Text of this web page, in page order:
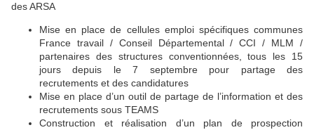
des ARSA
Mise en place de cellules emploi spécifiques communes
France travail / Conseil Départemental / CCI / MLM /
partenaires des structures conventionnées, tous les 15
jours depuis le 7 septembre pour partage des
recrutements et des candidatures
Mise en place d’un outil de partage de l’information et des
recrutements sous TEAMS
Construction et réalisation d’un plan de prospection